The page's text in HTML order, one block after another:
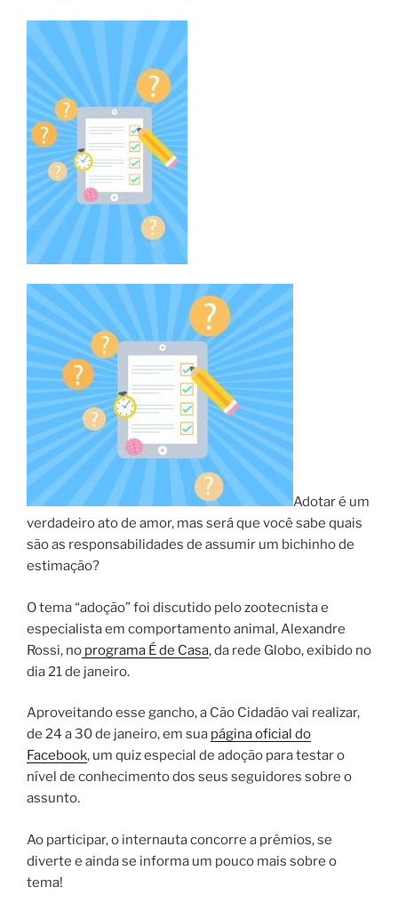
Adotar é um
verdadeiro ato de amor, mas será que você sabe quais
são as responsabilidades de assumir um bichinho de
estimação?
O tema “adoção” foi discutido pelo zootecnista e
especialista em comportamento animal, Alexandre
Rossi, no programa É de Casa, da rede Globo, exibido no
dia 21 de janeiro.
Aproveitando esse gancho, a Cão Cidadão vai realizar,
de 24 a 30 de janeiro, em sua página oficial do
Facebook, um quiz especial de adoção para testar o
nível de conhecimento dos seus seguidores sobre o
assunto.
Ao participar, o internauta concorre a prêmios, se
diverte e ainda se informa um pouco mais sobre o
tema!